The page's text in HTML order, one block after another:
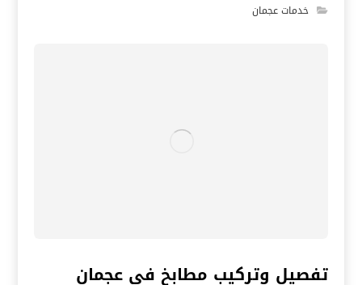
خدمات عجمان
تفصيل وتركيب مطابخ في عجمان